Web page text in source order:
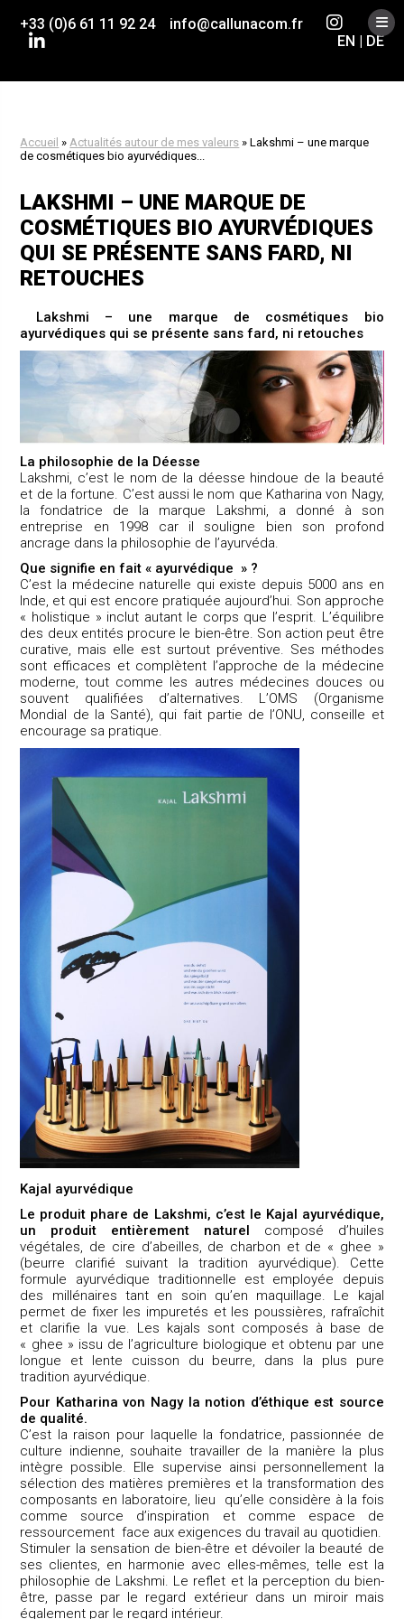
content
+33 (0)6 61 11 92 24
info@callunacom.fr
EN | DE
Accueil »Actualités autour de mes valeurs »Lakshmi – une marque
de cosmétiques bio ayurvédiques...
LAKSHMI – UNE MARQUE DE
COSMÉTIQUES BIO AYURVÉDIQUES
QUI SE PRÉSENTE SANS FARD, NI
RETOUCHES
Lakshmi – une marque de cosmétiques bio
ayurvédiques qui se présente sans fard, ni retouches
La philosophie de la Déesse
Lakshmi, c’est le nom de la déesse hindoue de la beauté
et de la fortune. C’est aussi le nom que Katharina von Nagy,
la fondatrice de la marque Lakshmi, a donné à son
entreprise en 1998 car il souligne bien son profond
ancrage dans la philosophie de l’ayurvéda.
Que signifie en fait « ayurvédique » ?
C’est la médecine naturelle qui existe depuis 5000 ans en
Inde, et qui est encore pratiquée aujourd’hui. Son approche
« holistique » inclut autant le corps que l’esprit. L’équilibre
des deux entités procure le bien-être. Son action peut être
curative, mais elle est surtout préventive. Ses méthodes
sont efficaces et complètent l’approche de la médecine
moderne, tout comme les autres médecines douces ou
souvent qualifiées d’alternatives. L’OMS (Organisme
Mondial de la Santé), qui fait partie de l’ONU, conseille et
encourage sa pratique.
Kajal ayurvédique
Le produit phare de Lakshmi, c’est le Kajal ayurvédique,
un produit entièrement naturel composé d’huiles
végétales, de cire d’abeilles, de charbon et de « ghee »
(beurre clarifié suivant la tradition ayurvédique). Cette
formule ayurvédique traditionnelle est employée depuis
des millénaires tant en soin qu’en maquillage. Le kajal
permet de fixer les impuretés et les poussières, rafraîchit
et clarifie la vue. Les kajals sont composés à base de
« ghee » issu de l’agriculture biologique et obtenu par une
longue et lente cuisson du beurre, dans la plus pure
tradition ayurvédique.
Pour Katharina von Nagy la notion d’éthique est source
de qualité.
C’est la raison pour laquelle la fondatrice, passionnée de
culture indienne, souhaite travailler de la manière la plus
intègre possible. Elle supervise ainsi personnellement la
sélection des matières premières et la transformation des
composants en laboratoire, lieu qu’elle considère à la fois
comme source d’inspiration et comme espace de
ressourcement face aux exigences du travail au quotidien.
Stimuler la sensation de bien-être et dévoiler la beauté de
ses clientes, en harmonie avec elles-mêmes, telle est la
philosophie de Lakshmi. Le reflet et la perception du bien-
être, passe par le regard extérieur dans un miroir mais
également par le regard intérieur.